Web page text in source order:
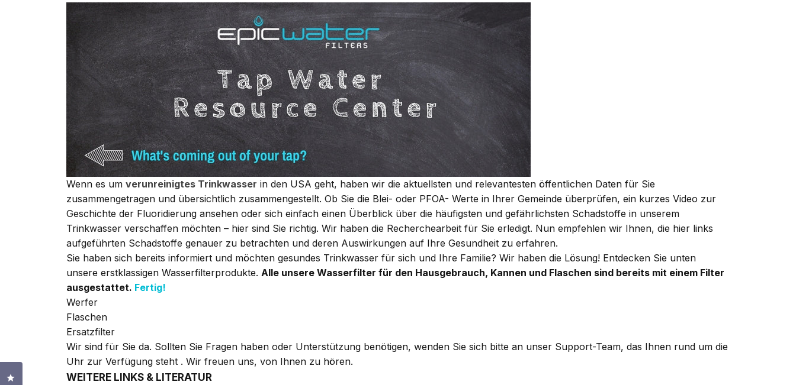
Wenn es um verunreinigtes Trinkwasser in den USA geht, haben wir die aktuellsten und relevantesten öffentlichen Daten für Sie
zusammengetragen und übersichtlich zusammengestellt. Ob Sie die Blei- oder PFOA- Werte in Ihrer Gemeinde überprüfen, ein kurzes Video zur
Geschichte der Fluoridierung ansehen oder sich einfach einen Überblick über die häufigsten und gefährlichsten Schadstoffe in unserem
Trinkwasser verschaffen möchten – hier sind Sie richtig. Wir haben die Recherchearbeit für Sie erledigt. Nun empfehlen wir Ihnen, die hier links
aufgeführten Schadstoffe genauer zu betrachten und deren Auswirkungen auf Ihre Gesundheit zu erfahren.
Sie haben sich bereits informiert und möchten gesundes Trinkwasser für sich und Ihre Familie? Wir haben die Lösung! Entdecken Sie unten
unsere erstklassigen Wasserfilterprodukte. Alle unsere Wasserfilter für den Hausgebrauch, Kannen und Flaschen sind bereits mit einem Filter
ausgestattet. Fertig!
Werfer
Flaschen
Ersatzfilter
Wir sind für Sie da. Sollten Sie Fragen haben oder Unterstützung benötigen, wenden Sie sich bitte an unser Support-Team, das Ihnen rund um die
Uhr zur Verfügung steht . Wir freuen uns, von Ihnen zu hören.
WEITERE LINKS & LITERATUR
Klicken Sie, um den Bewertungsdialog zu öffnen